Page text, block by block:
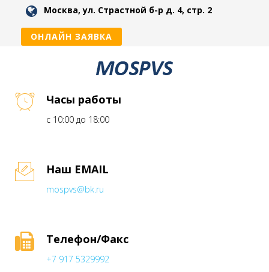
Москва, ул. Страстной б-р д. 4, стр. 2
ОНЛАЙН ЗАЯВКА
Часы работы
с 10:00 до 18:00
Наш EMAIL
mospvs@bk.ru
Телефон/Факс
+7 917 5329992